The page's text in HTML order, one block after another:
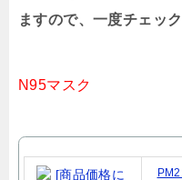
ますので、一度チェッ
N95マスク